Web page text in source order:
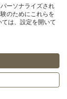
饅頭屋町604
ーソナライズされ
のためにこれらを
は、設定を開いて